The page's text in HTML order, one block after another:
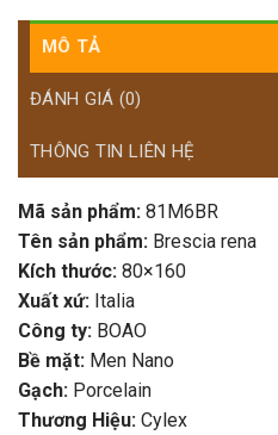
MÔ TẢ
ĐÁNH GIÁ (0)
THÔNG TIN LIÊN HỆ
Mã sản phẩm: 81M6BR
Tên sản phẩm: Brescia rena
Kích thước: 80×160
Xuất xứ: Italia
Công ty: BOAO
Bề mặt: Men Nano
Gạch: Porcelain
Thương Hiệu: Cylex